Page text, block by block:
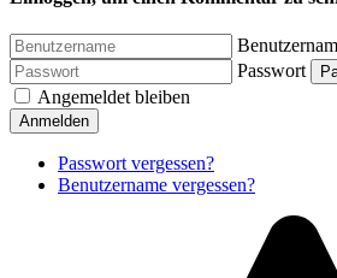
Passwort
Angemeldet bleiben
Anmelden
Passwort vergessen?
Benutzername vergessen?